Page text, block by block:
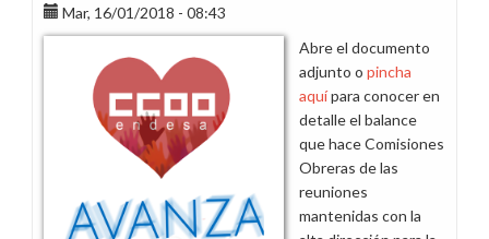
de
la
concentración
del
#21M
contra
la
precarización
de
Endesa
Mar, 16/01/2018 - 08:43
Abre el documento
adjunto o pincha
aquípara conocer en
detalle el balance
que hace Comisiones
Obreras de las
reuniones
mantenidas con la